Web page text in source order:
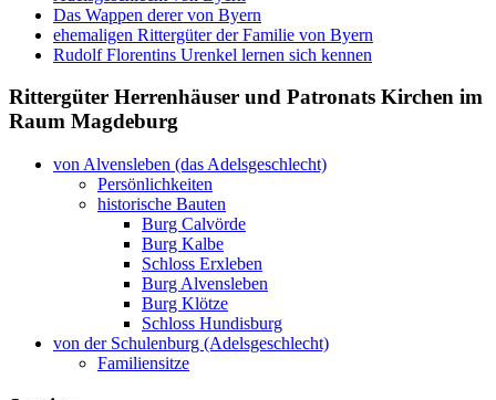
Das Wappen derer von Byern
ehemaligen Rittergüter der Familie von Byern
Rudolf Florentins Urenkel lernen sich kennen
Rittergüter Herrenhäuser und Patronats Kirchen im
Raum Magdeburg
von Alvensleben (das Adelsgeschlecht)
Persönlichkeiten
historische Bauten
Burg Calvörde
Burg Kalbe
Schloss Erxleben
Burg Alvensleben
Burg Klötze
Schloss Hundisburg
von der Schulenburg (Adelsgeschlecht)
Familiensitze